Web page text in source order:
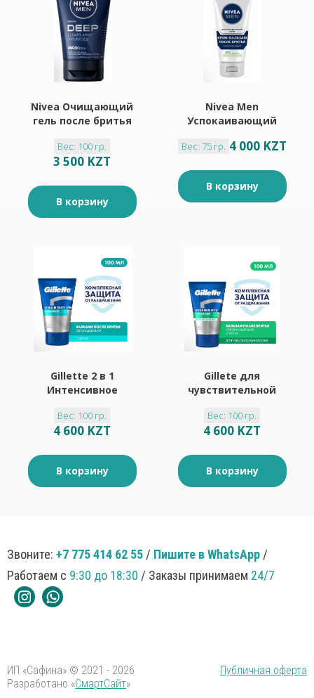
Nivea Очищающий
гель после бритья
Вес: 100 гр.
3 500 KZT
В корзину
Nivea Men
Успокаивающий
после бритья 75мл
Вес: 75 гр. 4 000 KZT
В корзину
Gillette 2 в 1
Интенсивное
бальзам после
бритья 100мл
Вес: 100 гр.
4 600 KZT
В корзину
Gillete для
чувствительной
после бритья 100мл
Вес: 100 гр.
4 600 KZT
В корзину
Звоните: +7 775 414 62 55 / Пишите в WhatsApp /
Работаем с 9:30 до 18:30 / Заказы принимаем 24/7
ИП «Сафина» © 2021 - 2026
Публичная оферта
Разработано «СмартСайт»